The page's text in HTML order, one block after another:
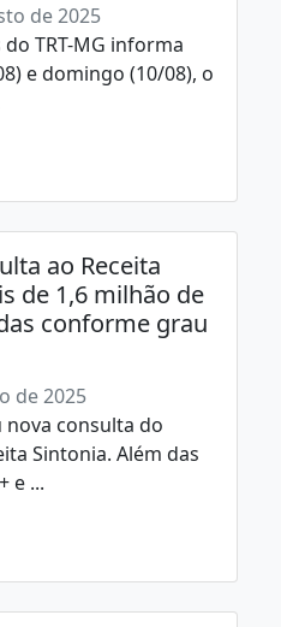
de 2025
TRT-MG informa
e domingo (10/08), o
ao Receita
de 1,6 milhão de
conforme grau
de 2025
nova consulta do
Sintonia. Além das
e ...